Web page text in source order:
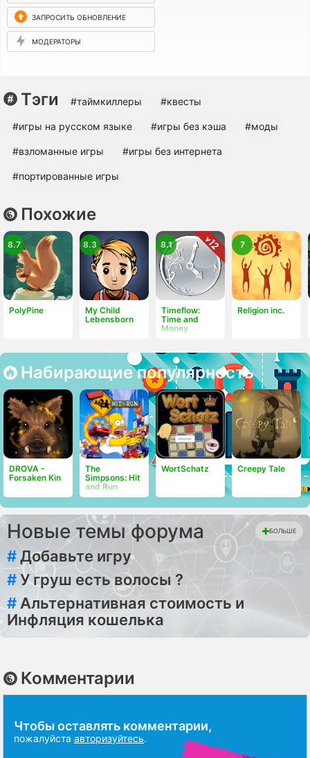
ЗАПРОСИТЬ ОБНОВЛЕНИЕ
МОДЕРАТОРЫ
Тэги #таймкиллеры #квесты
#игры на русском языке #игры без кэша #моды
#взломанные игры #игры без интернета
#портированные игры
Похожие
PolyPine
8.7
My Child
Lebensborn
8.3
Timeflow:
Time and
Money
8.1
Religion inc.
7
Набирающие популярность
DROVA -
Forsaken Kin
The
Simpsons: Hit
and Run
WortSchatz Creepy Tale
Новые темы форума БОЛЬШЕ
#Добавьте игру
#У груш есть волосы ?
# Альтернативная стоимость и
Инфляция кошелька
Комментарии
Чтобы оставлять комментарии,
пожалуйста авторизуйтесь.